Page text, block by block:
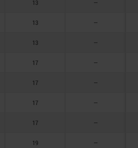
13 —
13 —
13 —
17 —
17 —
17 —
17 —
19 —